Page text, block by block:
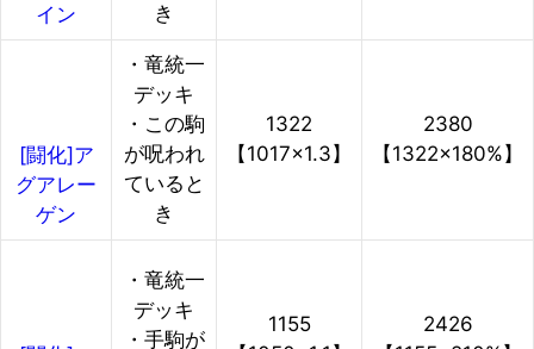
イン
き
[闘化]ア
グアレー
ゲン
・竜統一
デッキ
・この駒
が呪われ
ていると
き
1322
【1017×1.3】
2380
【1322×180%】
・竜統一
デッキ
・手駒が
1155
2426